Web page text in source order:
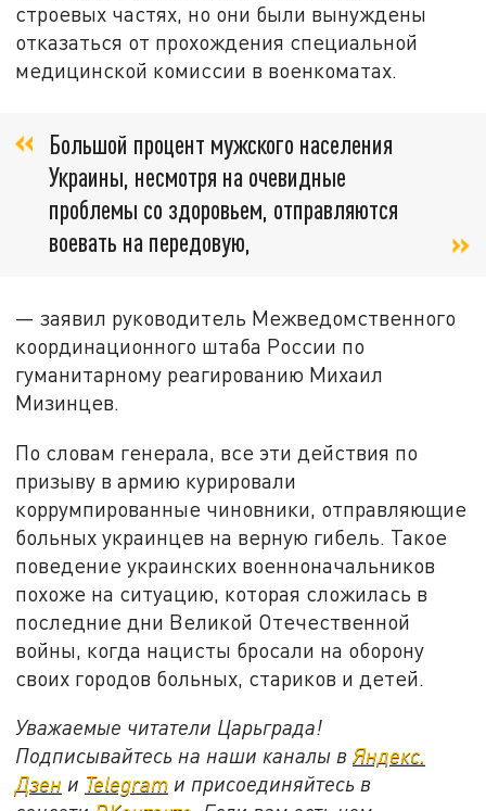
строевых частях, но они были вынуждены
отказаться от прохождения специальной
медицинской комиссии в военкоматах.
Большой процент мужского населения
Украины, несмотря на очевидные
проблемы со здоровьем, отправляются
воевать на передовую,
— заявил руководитель Межведомственного
координационного штаба России по
гуманитарному реагированию Михаил
Мизинцев.
По словам генерала, все эти действия по
призыву в армию курировали
коррумпированные чиновники, отправляющие
больных украинцев на верную гибель. Такое
поведение украинских военноначальников
похоже на ситуацию, которая сложилась в
последние дни Великой Отечественной
войны, когда нацисты бросали на оборону
своих городов больных, стариков и детей.
Уважаемые читатели Царьграда!
Подписывайтесь на наши каналы вЯндекс.
Дзен и Telegram и присоединяйтесь в